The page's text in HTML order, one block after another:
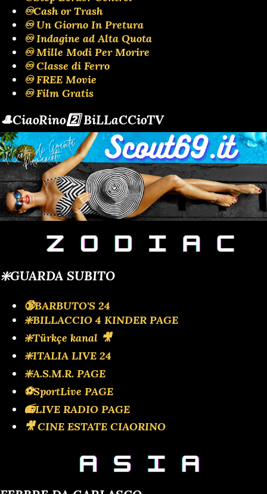
♾️Cash or Trash
♾️ Un Giorno In Pretura
♾️ Indagine ad Alta Quota
♾️ Mille Modi Per Morire
♾️ Classe di Ferro
♾️ FREE Movie
♾️ Film Gratis
🎩CiaoRino2️⃣ BiLLaCCioTV
❇️GUARDA SUBITO
🔞BARBUTO'S 24
❇️BILLACCIO 4 KINDER PAGE
❇️Türkçe kanal 🎥
❇️ITALIA LIVE 24
❇️A.S.M.R. PAGE
⚽SportLive PAGE
📻LIVE RADIO PAGE
🎥 CINE ESTATE CIAORINO